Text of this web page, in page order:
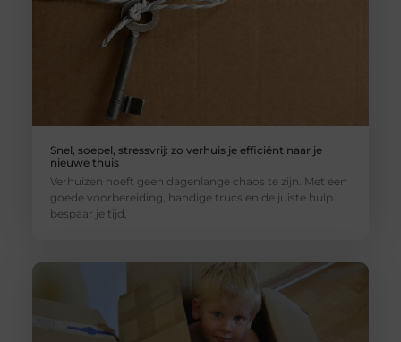
Snel, soepel, stressvrij: zo verhuis je efficiënt naar je
nieuwe thuis
Verhuizen hoeft geen dagenlange chaos te zijn. Met een
goede voorbereiding, handige trucs en de juiste hulp
bespaar je tijd,